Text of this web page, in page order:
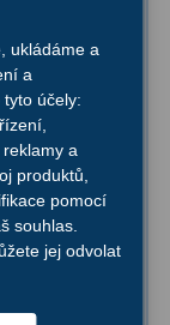
ukládáme a
a
účely:
a
produktů,
pomocí
souhlas.
jej odvolat